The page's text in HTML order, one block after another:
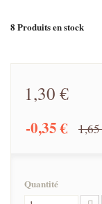
8 Produits en stock
1,30 €
-0,35 €
Quantité